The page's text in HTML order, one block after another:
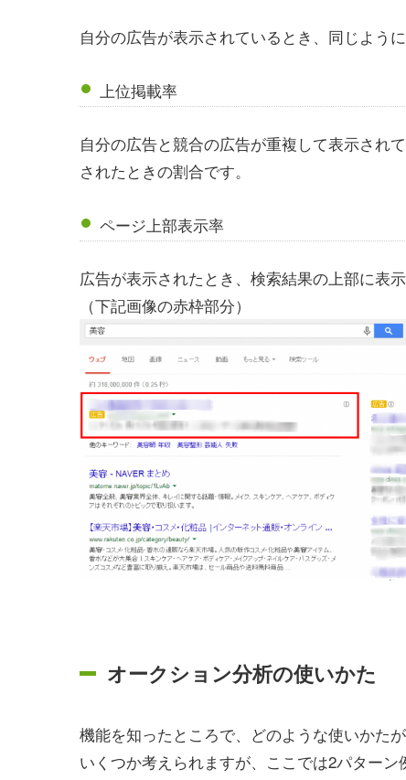
自分の広告が表示されているとき、同じよう
上位掲載率
自分の広告と競合の広告が重複して表示され
されたときの割合です。
ページ上部表示率
広告が表示されたとき、検索結果の上部に表示
（下記画像の赤枠部分）
オークション分析の使いかた
機能を知ったところで、どのような使いかた
いくつか考えられますが、ここでは2パターン